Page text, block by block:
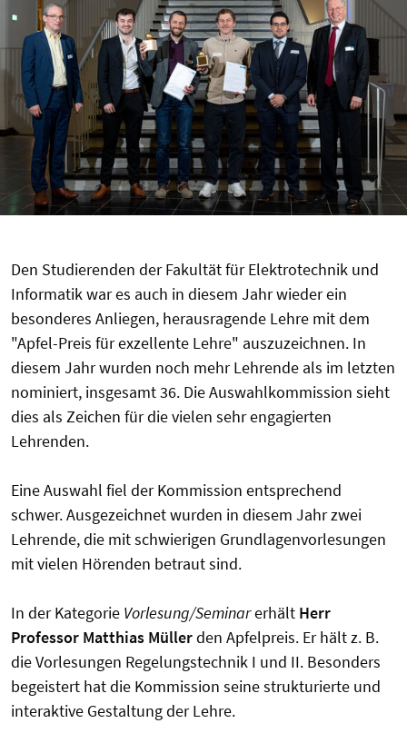
Den Studierenden der Fakultät für Elektrotechnik und
Informatik war es auch in diesem Jahr wieder ein
besonderes Anliegen, herausragende Lehre mit dem
"Apfel-Preis für exzellente Lehre" auszuzeichnen. In
diesem Jahr wurden noch mehr Lehrende als im letzten
nominiert, insgesamt 36. Die Auswahlkommission sieht
dies als Zeichen für die vielen sehr engagierten
Lehrenden.
Eine Auswahl fiel der Kommission entsprechend
schwer. Ausgezeichnet wurden in diesem Jahr zwei
Lehrende, die mit schwierigen Grundlagenvorlesungen
mit vielen Hörenden betraut sind.
In der Kategorie Vorlesung/Seminarerhält Herr
Professor Matthias Müllerden Apfelpreis. Er hält z. B.
die Vorlesungen Regelungstechnik I und II. Besonders
begeistert hat die Kommission seine strukturierte und
interaktive Gestaltung der Lehre.